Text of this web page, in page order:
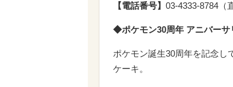
【電話番号】 03-4333-8784（
◆ポケモン30周年 アニバーサ
ポケモン誕生30周年を記念し
ケーキ。